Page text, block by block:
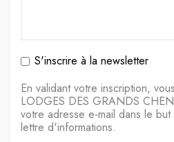
S'inscrire à la newsletter
En validant votre inscription,
LODGES DES GRANDS
votre adresse e-mail dans le
lettre d'informations.